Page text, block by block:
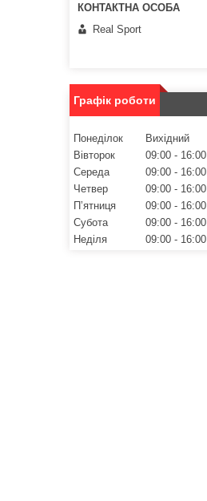
Real Sport
Графік роботи
Понеділок
Вихідний
Вівторок
09:00
16:00
Середа
09:00
16:00
Четвер
09:00
16:00
Пʼятниця
09:00
16:00
Субота
09:00
16:00
Неділя
09:00 16:00